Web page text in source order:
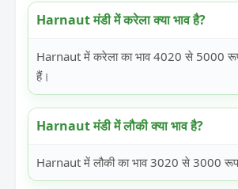
Harnaut मंडी में करेला क्या भाव है?
Harnaut में करेला का भाव 4020 से 5000
हैं।
Harnaut मंडी में लौकी क्या भाव है?
Harnaut में लौकी का भाव 3020 से 3000